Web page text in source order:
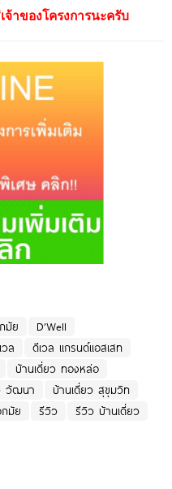
จ้าของโครงการนะครับ
มัย
D’Well
วล
ดีเวล แกรนด์แอสเสท
บ้านเดี่ยว ทองหล่อ
วัฒนา
บ้านเดี่ยว สุขุมวิท
กมัย รีวิว
รีวิว บ้านเดี่ยว